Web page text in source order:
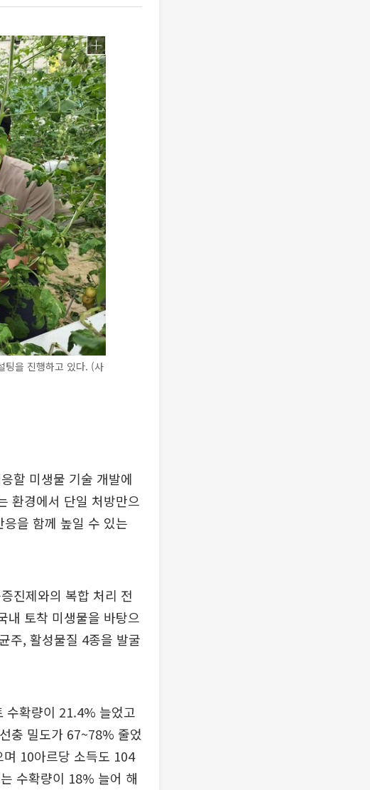
팅을 진행하고 있다. (사
할 미생물 기술 개발에
환경에서 단일 처방만으
을 함께 높일 수 있는
진제와의 복합 처리 전
내 토착 미생물을 바탕으
주, 활성물질 4종을 발굴
수확량이 21.4% 늘었고
충 밀도가 67~78% 줄었
10아르당 소득도 104
수확량이 18% 늘어 해